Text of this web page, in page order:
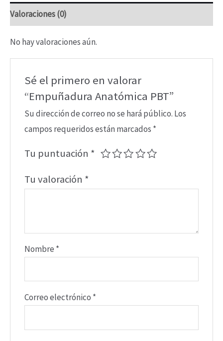
Valoraciones (0)
No hay valoraciones aún.
Sé el primero en valorar
“Empuñadura Anatómica PBT”
Su dirección de correo no se hará público. Los
campos requeridos están marcados *
Tu puntuación *
Tu valoración *
Nombre *
Correo electrónico *